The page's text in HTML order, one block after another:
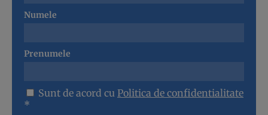
Numele
Prenumele
Sunt de acord cu Politica de confidentialitate
*